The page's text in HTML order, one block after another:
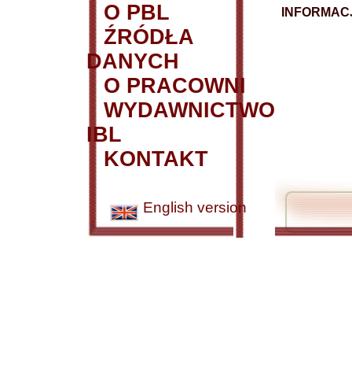
O PBL
ŹRÓDŁA
DANYCH
O PRACOWNI
WYDAWNICTWO
IBL
KONTAKT
English version